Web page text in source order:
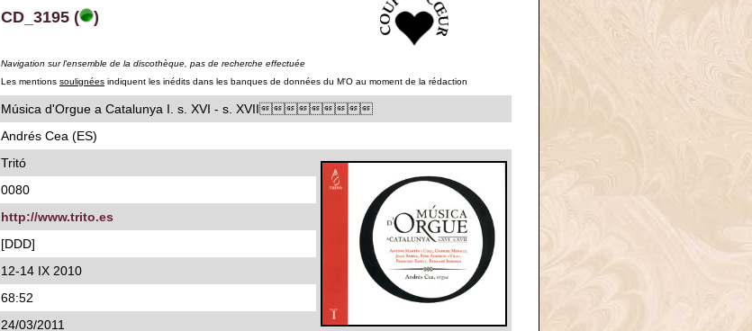
CD_3195 ( )
Navigation sur l'ensemble de la discothèque, pas de recherche effectuée
Les mentions soulignées indiquent les inédits dans les banques de données du M'O au moment de la rédaction
Música d'Orgue a Catalunya I. s. XVI - s. XVII
Andrés Cea (ES)
Tritó
0080
http://www.trito.es
[DDD]
12-14 IX 2010
68:52
24/03/2011